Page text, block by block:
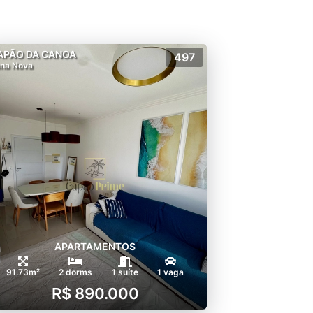
DA CANOA
Nova
497
APARTAMENTOS
91.73m² 2 dorms 1 suíte 1 vaga
R$ 890.000